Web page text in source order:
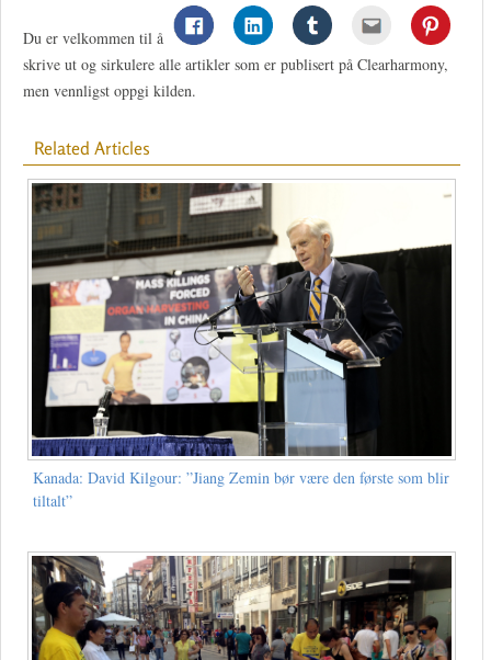
Du er velkommen til å
skrive ut og sirkulere alle artikler som er publisert på Clearharmony,
men vennligst oppgi kilden.
Related Articles
Kanada: David Kilgour: ”Jiang Zemin bør være den første som blir
tiltalt”